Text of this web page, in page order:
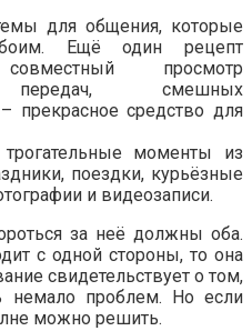
для общения, которые
Ещё один рецепт
просмотр
передач, смешных
прекрасное средство для
моменты из
поездки, курьёзные
и видеозаписи.
за неё должны оба.
с одной стороны, то она
свидетельствует о том,
немало проблем. Но если
можно решить.